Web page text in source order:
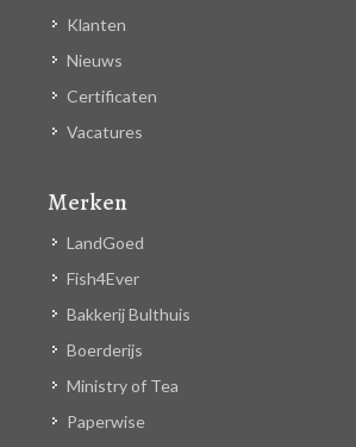
Klanten
Nieuws
Certificaten
Vacatures
Merken
LandGoed
Fish4Ever
Bakkerij Bulthuis
Boerderijs
Ministry of Tea
Paperwise